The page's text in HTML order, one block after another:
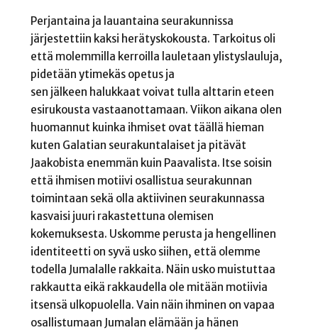
Perjantaina ja lauantaina seurakunnissa
järjestettiin kaksi herätyskokousta. Tarkoitus oli
että molemmilla kerroilla lauletaan ylistyslauluja,
pidetään ytimekäs opetus ja
sen jälkeen halukkaat voivat tulla alttarin eteen
esirukousta vastaanottamaan. Viikon aikana olen
huomannut kuinka ihmiset ovat täällä hieman
kuten Galatian seurakuntalaiset ja pitävät
Jaakobista enemmän kuin Paavalista. Itse soisin
että ihmisen motiivi osallistua seurakunnan
toimintaan sekä olla aktiivinen seurakunnassa
kasvaisi juuri rakastettuna olemisen
kokemuksesta. Uskomme perusta ja hengellinen
identiteetti on syvä usko siihen, että olemme
todella Jumalalle rakkaita. Näin usko muistuttaa
rakkautta eikä rakkaudella ole mitään motiivia
itsensä ulkopuolella. Vain näin ihminen on vapaa
osallistumaan Jumalan elämään ja hänen